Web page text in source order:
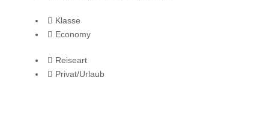
Klasse
Economy
Reiseart
Privat/Urlaub